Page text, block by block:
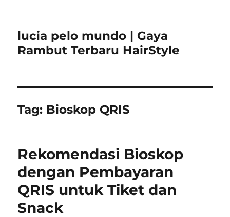
lucia pelo mundo | Gaya
Rambut Terbaru HairStyle
Tag: Bioskop QRIS
Rekomendasi Bioskop
dengan Pembayaran
QRIS untuk Tiket dan
Snack